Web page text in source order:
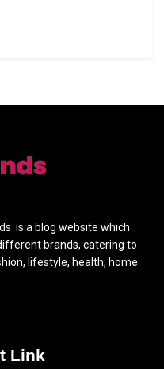
is a blog website which
brands, catering to
lifestyle, health, home
Link